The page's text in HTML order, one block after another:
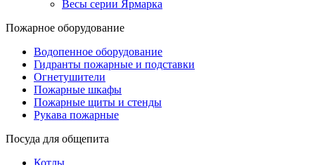
Весы серии Ярмарка
Пожарное оборудование
Водопенное оборудование
Гидранты пожарные и подставки
Огнетушители
Пожарные шкафы
Пожарные щиты и стенды
Рукава пожарные
Посуда для общепита
Котлы